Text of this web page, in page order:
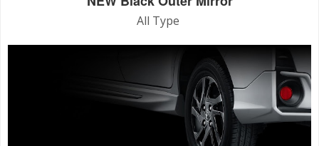
All Type